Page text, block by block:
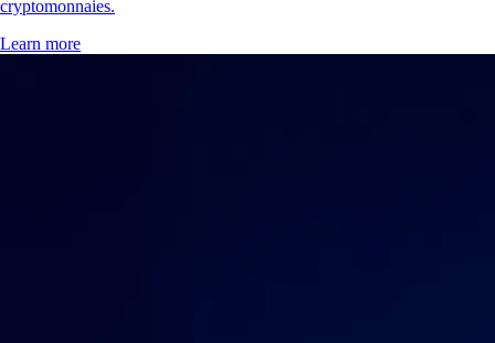
cryptomonnaies.
Learn more